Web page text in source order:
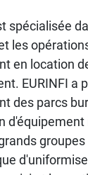
spécialisée
les
en location
EURINFI a
des parcs
d'équipement